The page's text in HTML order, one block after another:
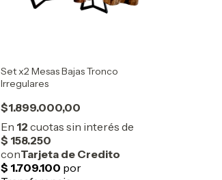
Set x2 Mesas Bajas Tronco
Irregulares
$1.899.000,00